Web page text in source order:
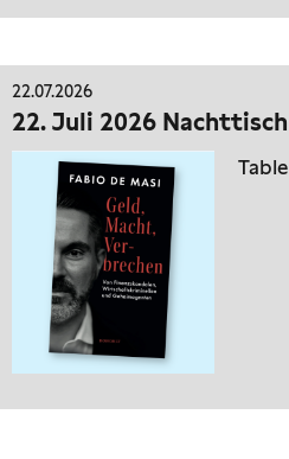
22.07.2026
22. Juli 2026 Nachttisch
Table